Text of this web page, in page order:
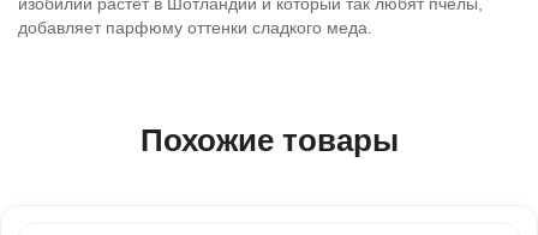
добавляет парфюму оттенки сладкого меда.
Похожие товары